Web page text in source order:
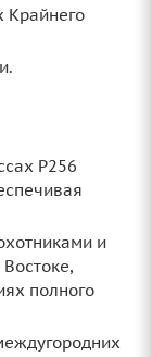
Крайнего
Р256
и
полного